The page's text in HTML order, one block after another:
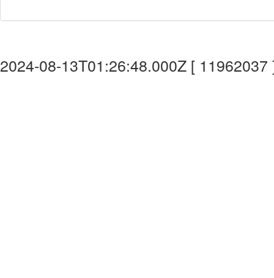
2024-08-13T01:26:48.000Z [ 11962037